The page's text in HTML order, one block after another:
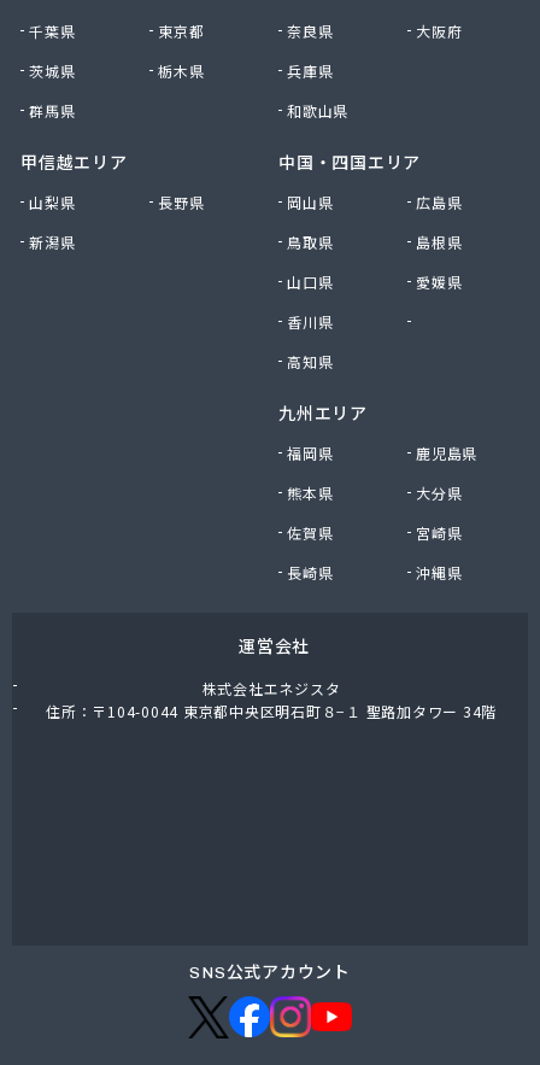
有限会社佐久プロパン
有限会社佐久燃料
有限会社秋山商店
有限会社小串商店
有限会社小池燃料店
有限会社大内商店ビックイン
鈴与商事株式会社 松本支店 くらしサポート課
千葉県
東京都
茨城県
栃木県
群馬県
甲信越エリア
山梨県
長野県
新潟県
奈良県
大阪府
兵庫県
和歌山県
中国・四国エリア
岡山県
広島県
鳥取県
島根県
山口県
愛媛県
香川県
高知県
九州エリア
福岡県
鹿児島県
熊本県
大分県
佐賀県
宮崎県
長崎県
沖縄県
運営会社
株式会社エネジスタ
住所：〒104-0044 東京都中央区明石町８−１ 聖路加タワー 34階
SNS公式アカウント